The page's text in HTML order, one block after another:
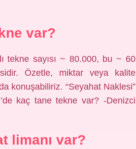
var?
tekne sayısı ~ 80.000, bu ~ 60
Özetle, miktar veya kalite
konuşabiliriz. “Seyahat Naklesi”
kaç tane tekne var? -Denizci
limanı var?